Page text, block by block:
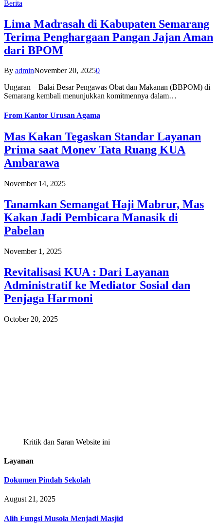
Berita
Lima Madrasah di Kabupaten Semarang
Terima Penghargaan Pangan Jajan Aman
dari BPOM
By adminNovember 20, 20250
Ungaran – Balai Besar Pengawas Obat dan Makanan (BBPOM) di
Semarang kembali menunjukkan komitmennya dalam…
From Kantor Urusan Agama
Mas Kakan Tegaskan Standar Layanan
Prima saat Monev Tata Ruang KUA
Ambarawa
November 14, 2025
Tanamkan Semangat Haji Mabrur, Mas
Kakan Jadi Pembicara Manasik di
Pabelan
November 1, 2025
Revitalisasi KUA : Dari Layanan
Administratif ke Mediator Sosial dan
Penjaga Harmoni
October 20, 2025
Kritik dan Saran Website ini
Layanan
Dokumen Pindah Sekolah
August 21, 2025
Alih Fungsi Musola Menjadi Masjid